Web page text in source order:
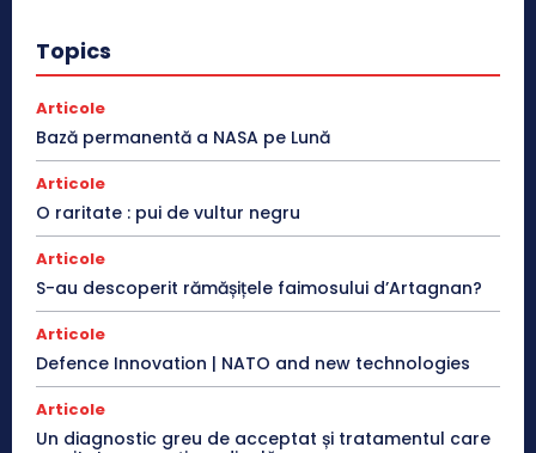
Topics
Articole
Bază permanentă a NASA pe Lună
Articole
O raritate : pui de vultur negru
Articole
S-au descoperit rămășițele faimosului d’Artagnan?
Articole
Defence Innovation | NATO and new technologies
Articole
Un diagnostic greu de acceptat și tratamentul care